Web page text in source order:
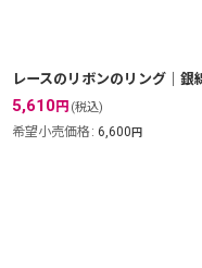
5,610円 (税込)
希望小売価格 : 6,600円